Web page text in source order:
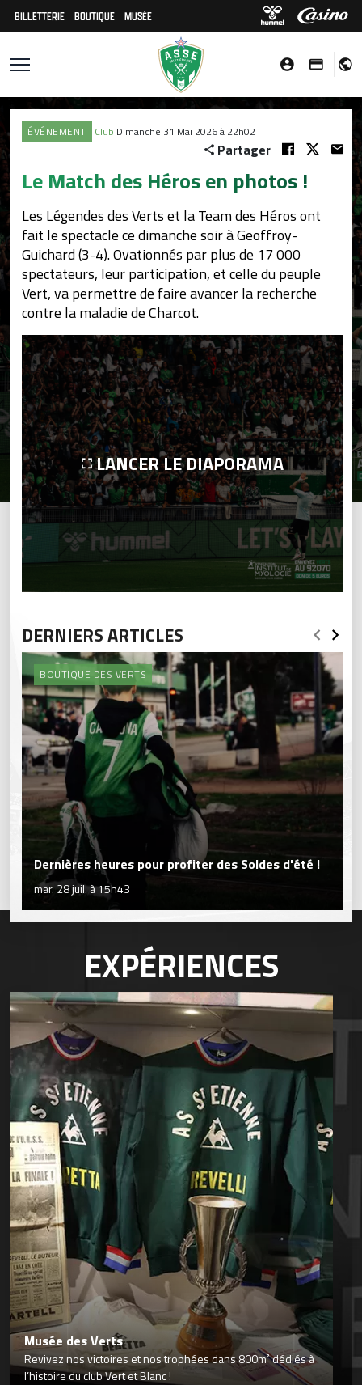
BILLETTERIE BOUTIQUE MUSÉE
ÉVÉNEMENT Club Dimanche 31 Mai 2026 à 22h02
Partager
Le Match des Héros en photos !
Les Légendes des Verts et la Team des Héros ont
fait le spectacle ce dimanche soir à Geoffroy-
Guichard (3-4). Ovationnés par plus de 17 000
spectateurs, leur participation, et celle du peuple
Vert, va permettre de faire avancer la recherche
contre la maladie de Charcot.
LANCER LE DIAPORAMA
DERNIERS ARTICLES
BOUTIQUE DES VERTS
Dernières heures pour profiter des Soldes d'été !
mar. 28 juil. à 15h43
EXPÉRIENCES
Musée des Verts
Revivez nos victoires et nos trophées dans 800m² dédiés à
l’histoire du club Vert et Blanc !